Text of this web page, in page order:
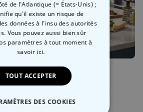
Passoire Spaghetti-
Monster
de l'Atlantique (= États-Unis) ;
qu'il existe un risque de
données à l'insu des autorités
Vous pouvez aussi bien sûr
paramètres à tout momentà
savoir ici.
TOUT ACCEPTER
DES COOKIES